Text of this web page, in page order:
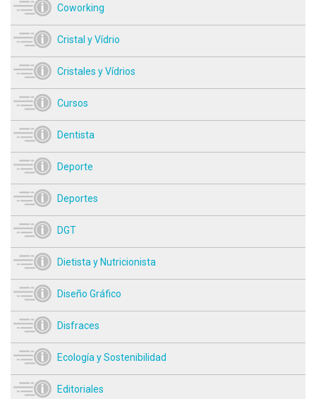
Coworking
Cristal y Vídrio
Cristales y Vídrios
Cursos
Dentista
Deporte
Deportes
DGT
Dietista y Nutricionista
Diseño Gráfico
Disfraces
Ecología y Sostenibilidad
Editoriales